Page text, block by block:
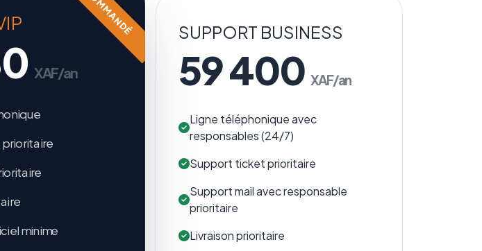
XAF/an
minime
SUPPORT BUSINESS
59 400 XAF/an
Ligne téléphonique avec
responsables (24/7)
Support ticket prioritaire
Support mail avec responsable
prioritaire
Livraison prioritaire